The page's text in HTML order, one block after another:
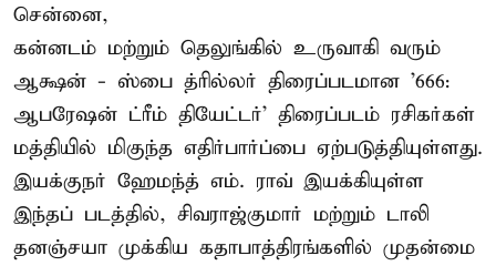
சென்னை,
கன்னடம் மற்றும் தெலுங்கில் உருவாகி வரும்
ஆக்ஷன் - ஸ்பை த்ரில்லர் திரைப்படமான '666:
ஆபரேஷன் ட்ரீம் தியேட்டர்' திரைப்படம் ரசிகர்கள்
மத்தியில் மிகுந்த எதிர்பார்ப்பை ஏற்படுத்தியுள்ளது.
இயக்குநர் ஹேமந்த் எம். ராவ் இயக்கியுள்ள
இந்தப் படத்தில், சிவராஜ்குமார் மற்றும் டாலி
தனஞ்சயா முக்கிய கதாபாத்திரங்களில் முதன்மை